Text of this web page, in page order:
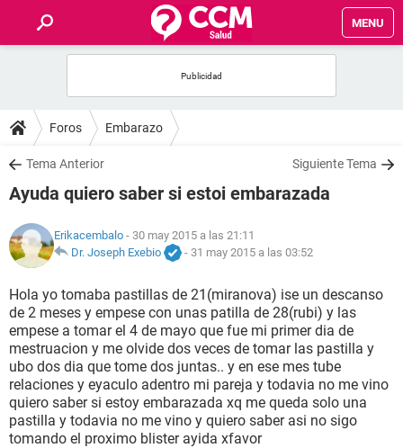
MENU
FOROS
SALUD
FAMILIA
NUTRICIÓN
BIENESTAR
SEXUALIDAD
GLOSARIO
Foros Embarazo
Tema Anterior Siguiente Tema
Ayuda quiero saber si estoi embarazada
Erikacembalo - 30 may 2015 a las 21:11
Dr. Joseph Exebio
- 31 may 2015 a las 03:52
Hola yo tomaba pastillas de 21(miranova) ise un descanso
de 2 meses y empese con unas patilla de 28(rubi) y las
empese a tomar el 4 de mayo que fue mi primer dia de
mestruacion y me olvide dos veces de tomar las pastilla y
ubo dos dia que tome dos juntas.. y en ese mes tube
relaciones y eyaculo adentro mi pareja y todavia no me vino
quiero saber si estoy embarazada xq me queda solo una
pastilla y todavia no me vino y quiero saber asi no sigo
tomando el proximo blister ayida xfavor